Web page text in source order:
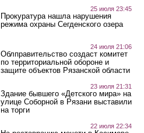
25 июля 23:45
Прокуратура нашла нарушения
режима охраны Сегденского озера
24 июля 21:06
Облправительство создаст комитет
по территориальной обороне и
защите объектов Рязанской области
23 июля 21:31
Здание бывшего «Детского мира» на
улице Соборной в Рязани выставили
на торги
22 июля 22:34